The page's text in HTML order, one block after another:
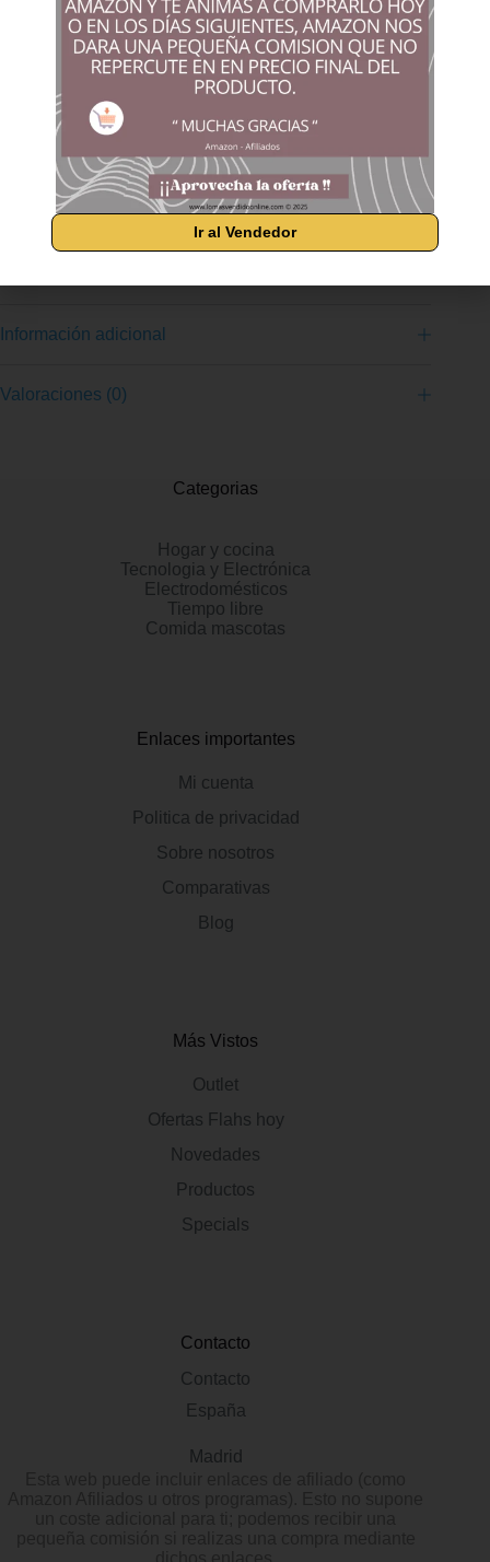
Pantalla Full HD (1080p) de 68,6 cm (27 pulgadas) y una
frecuencia de actualización de 75Hz pantalla con tecnologia
IPS que te permite ver claramente desde varios ángulos
Tiempo de respuesta de 5 milisegundos con OverDrive;
elimina el movimiento borroso, parpadeo y desenfoque en
vídeos y juegos Inclinación ajustable de 5° a +20°; además de
ángulos de visión ultraamplios de 178° Configurá fácilmente tu
monitor personalizando los ajustes con el intuitivo botón
Joypad OSD o hazlo directamente desde la pantalla con HP
Display Center Puertos de conexión 1 VGA, 1 HDMI 1.4 y 1
DisplayPort 1.2; está equipado con un soporte de pared VESA
de 100 x 101 mm Contenido de la caja: Monitor, Cable HDMI,
Tarjeta de garantia, Poster de configuración rápida, Kit de
Información adicional
Valoraciones (0)
Categorias
Hogar y cocina
Tecnologia y Electrónica
Electrodomésticos
Tiempo libre
Comida mascotas
Enlaces importantes
Mi cuenta
Politica de privacidad
Sobre nosotros
Comparativas
Blog
Más Vistos
Outlet
Ofertas Flahs hoy
Novedades
Productos
Specials
Contacto
Contacto
España
Madrid
Ir al Vendedor